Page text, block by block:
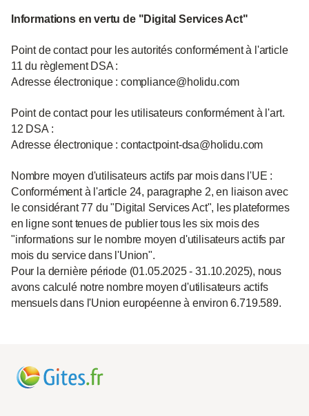
Informations en vertu de "Digital Services Act"
Point de contact pour les autorités conformément à l'article
11 du règlement DSA :
Adresse électronique : compliance@holidu.com
Point de contact pour les utilisateurs conformément à l'art.
12 DSA :
Adresse électronique : contactpoint-dsa@holidu.com
Nombre moyen d'utilisateurs actifs par mois dans l'UE :
Conformément à l'article 24, paragraphe 2, en liaison avec
le considérant 77 du "Digital Services Act", les plateformes
en ligne sont tenues de publier tous les six mois des
"informations sur le nombre moyen d'utilisateurs actifs par
mois du service dans l'Union".
Pour la dernière période (01.05.2025 - 31.10.2025), nous
avons calculé notre nombre moyen d'utilisateurs actifs
mensuels dans l'Union européenne à environ 6.719.589.